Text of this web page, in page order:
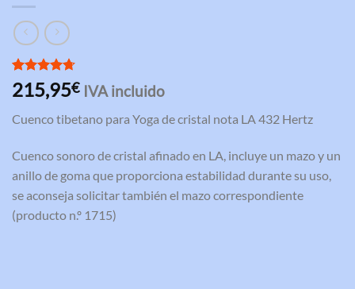
Valorado
con4.67
base a
3
215,95€ IVA incluido
Cuenco tibetano para Yoga de cristal nota LA 432 Hertz
Cuenco sonoro de cristal afinado en LA, incluye un mazo y un
anillo de goma que proporciona estabilidad durante su uso,
se aconseja solicitar también el mazo correspondiente
(producto n.º 1715)